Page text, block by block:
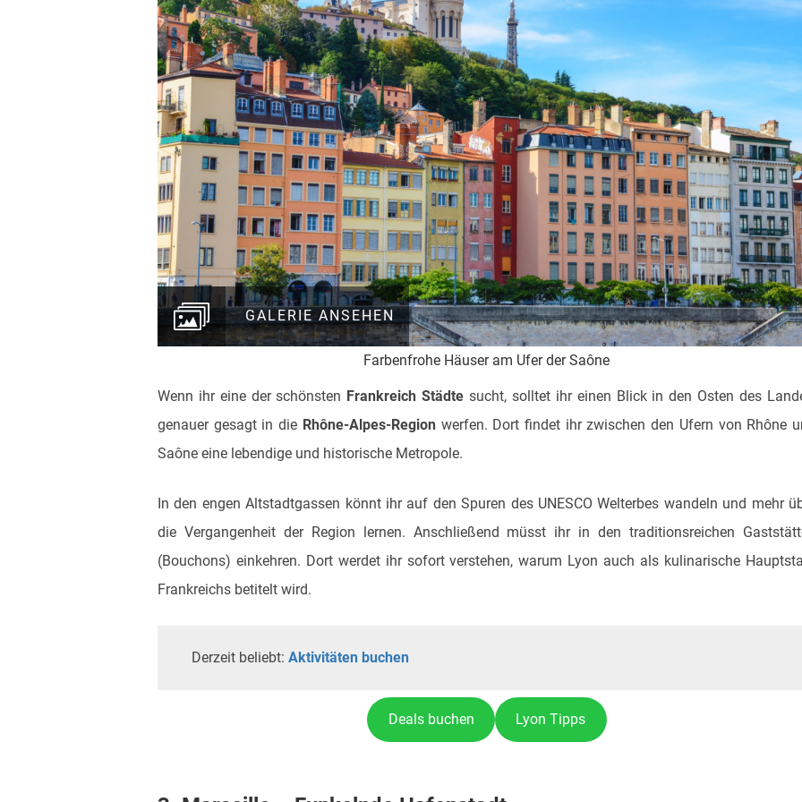
Farbenfrohe Häuser am Ufer der Saône
GALERIE ANSEHEN
Wenn ihr eine der schönsten Frankreich Städte sucht, solltet ihr einen Blick in den Osten des
genauer gesagt in die Rhône-Alpes-Regionwerfen. Dort findet ihr zwischen den Ufern von Rhône
Saône eine lebendige und historische Metropole.
In den engen Altstadtgassen könnt ihr auf den Spuren des UNESCO Welterbes wandeln und mehr
die Vergangenheit der Region lernen. Anschließend müsst ihr in den traditionsreichen
(Bouchons) einkehren. Dort werdet ihr sofort verstehen, warum Lyon auch als kulinarische
Frankreichs betitelt wird.
Derzeit beliebt: Aktivitäten buchen
Deals buchen Lyon Tipps